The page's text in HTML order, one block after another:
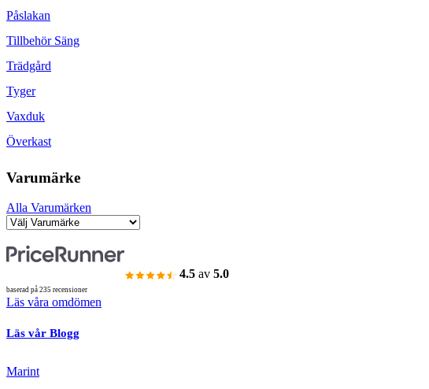
Påslakan
Tillbehör Säng
Trädgård
Tyger
Vaxduk
Överkast
Varumärke
Alla Varumärken
4.5 av 5.0
baserad på 235 recensioner
Läs våra omdömen
Läs vår Blogg
Marint